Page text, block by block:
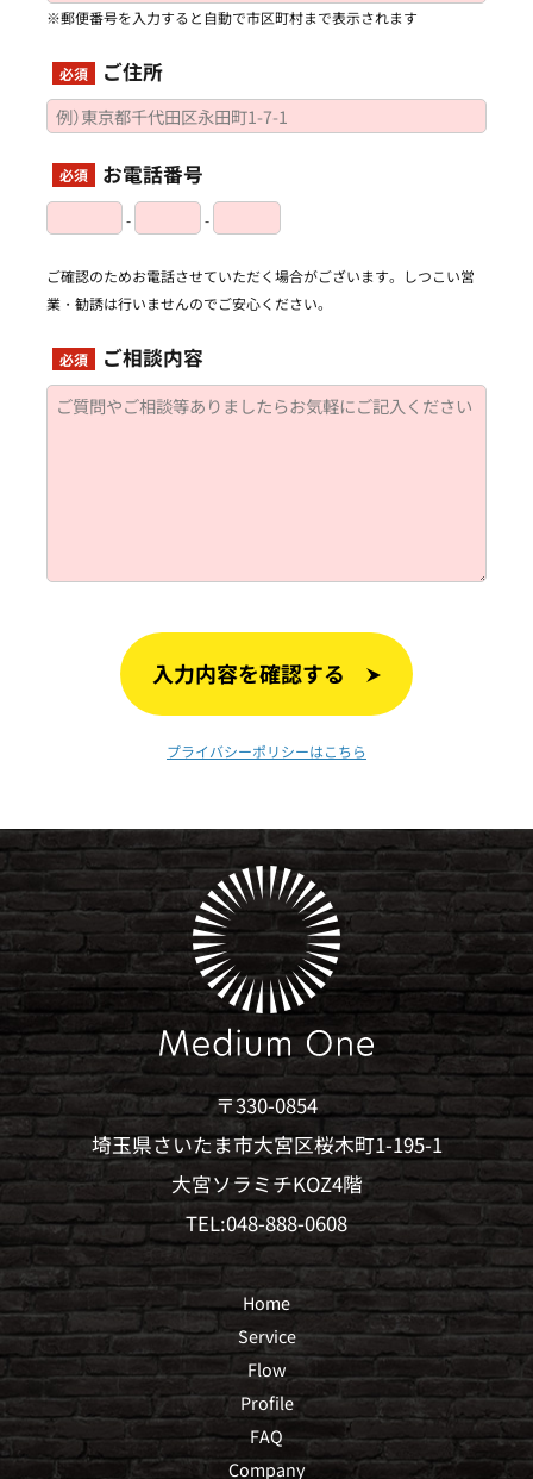
※郵便番号を入力すると自動で市区町村まで表示されます
必須 ご住所
必須 お電話番号
- -
ご確認のためお電話させていただく場合がございます。しつこい営
業・勧誘は行いませんのでご安心ください。
必須 ご相談内容
入力内容を確認する
プライバシーポリシーはこちら
〒330-0854
埼玉県さいたま市大宮区桜木町1-195-1
大宮ソラミチKOZ4階
TEL:048-888-0608
Home
Service
Flow
Profile
FAQ
Company